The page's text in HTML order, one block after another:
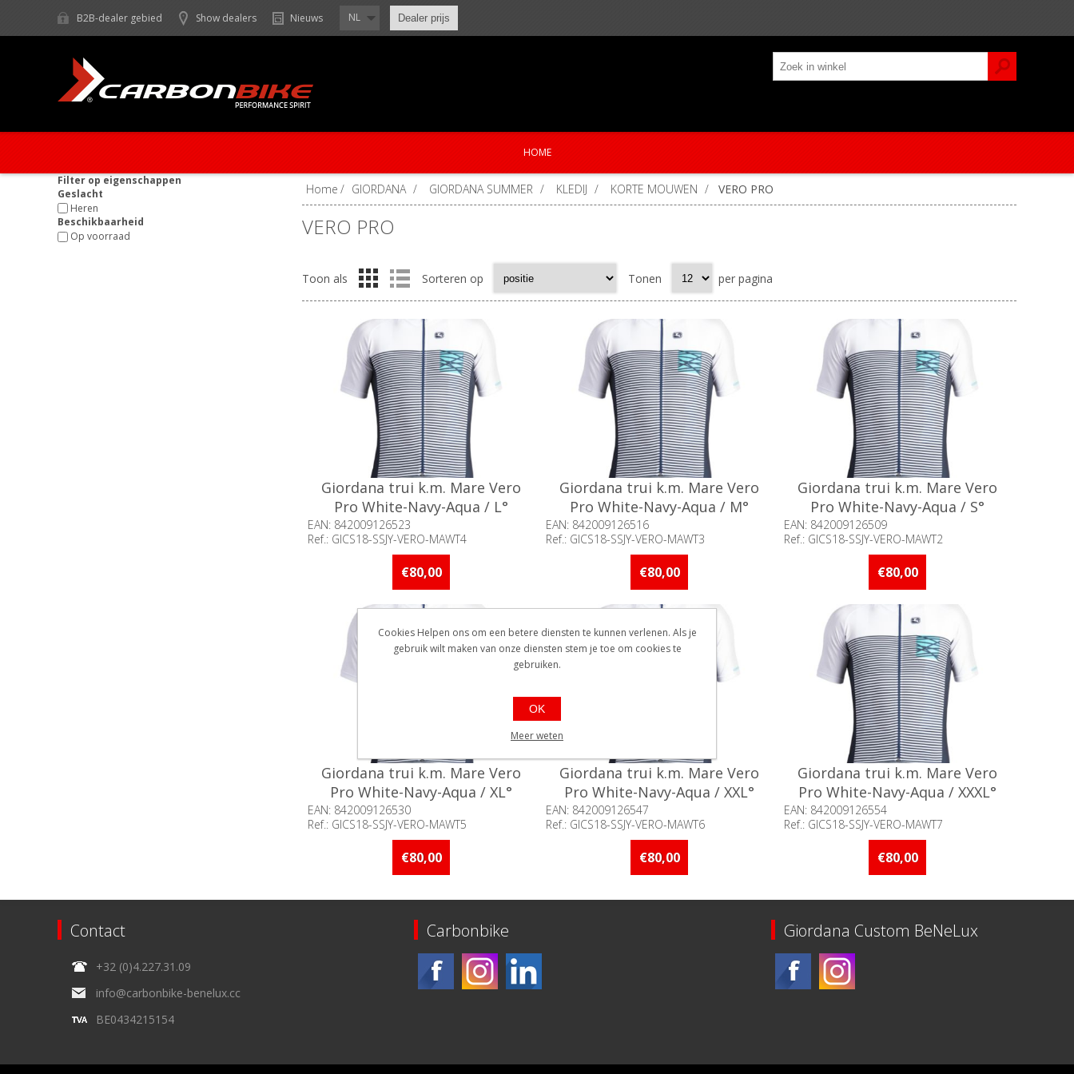
B2B-dealer gebied Show dealers Nieuws NL Dealer prijs
HOME
Home / GIORDANA / GIORDANA SUMMER / KLEDIJ / KORTE MOUWEN / VERO PRO
VERO PRO
Toon als Sorteren op Tonen per pagina
Giordana trui k.m. Mare Vero
Pro White-Navy-Aqua / L°
EAN: 842009126523
Ref.: GICS18-SSJY-VERO-MAWT4
Beschikbaarheid:: Minder dan 5 stuks
€80,00
Giordana trui k.m. Mare Vero
Pro White-Navy-Aqua / M°
EAN: 842009126516
Ref.: GICS18-SSJY-VERO-MAWT3
Beschikbaarheid:: Minder dan 5 stuks
€80,00
Giordana trui k.m. Mare Vero
Pro White-Navy-Aqua / S°
EAN: 842009126509
Ref.: GICS18-SSJY-VERO-MAWT2
Beschikbaarheid:: Minder dan 5 stuks
€80,00
Giordana trui k.m. Mare Vero
Pro White-Navy-Aqua / XL°
EAN: 842009126530
Ref.: GICS18-SSJY-VERO-MAWT5
Beschikbaarheid:: Minder dan 5 stuks
€80,00
Giordana trui k.m. Mare Vero
Pro White-Navy-Aqua / XXL°
EAN: 842009126547
Ref.: GICS18-SSJY-VERO-MAWT6
Beschikbaarheid:: Minder dan 5 stuks
€80,00
Giordana trui k.m. Mare Vero
Pro White-Navy-Aqua / XXXL°
EAN: 842009126554
Ref.: GICS18-SSJY-VERO-MAWT7
Beschikbaarheid:: Minder dan 5 stuks
€80,00
Filter op eigenschappen
Geslacht
Heren
Beschikbaarheid
Op voorraad
Contact
+32 (0)4.227.31.09
info@carbonbike-benelux.cc
BE0434215154
Carbonbike Giordana Custom BeNeLux
Cookies Helpen ons om een betere diensten te kunnen verlenen. Als je
gebruik wilt maken van onze diensten stem je toe om cookies te
gebruiken.
OK
Meer weten